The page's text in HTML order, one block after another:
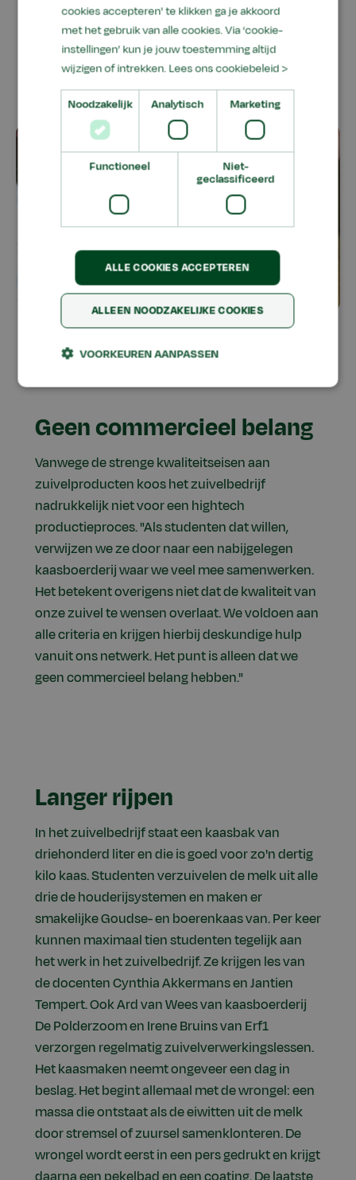
Praktijkleren uit.
Geen commercieel belang
Vanwege de strenge kwaliteitseisen aan
zuivelproducten koos het zuivelbedrijf
nadrukkelijk niet voor een hightech
productieproces. "Als studenten dat willen,
verwijzen we ze door naar een nabijgelegen
kaasboerderij waar we veel mee samenwerken.
Het betekent overigens niet dat de kwaliteit van
onze zuivel te wensen overlaat. We voldoen aan
alle criteria en krijgen hierbij deskundige hulp
vanuit ons netwerk. Het punt is alleen dat we
geen commercieel belang hebben."
Langer rijpen
In het zuivelbedrijf staat een kaasbak van
driehonderd liter en die is goed voor zo'n dertig
kilo kaas. Studenten verzuivelen de melk uit alle
drie de houderijsystemen en maken er
smakelijke Goudse- en boerenkaas van. Per keer
kunnen maximaal tien studenten tegelijk aan
het werk in het zuivelbedrijf. Ze krijgen les van
de docenten Cynthia Akkermans en Jantien
Tempert. Ook Ard van Wees van kaasboerderij
De Polderzoom en Irene Bruins van Erf1
verzorgen regelmatig zuivelverwerkingslessen.
Het kaasmaken neemt ongeveer een dag in
beslag. Het begint allemaal met de wrongel: een
massa die ontstaat als de eiwitten uit de melk
door stremsel of zuursel samenklonteren. De
wrongel wordt eerst in een pers gedrukt en krijgt
cookies accepteren' te klikken ga je akkoord
met het gebruik van alle cookies. Via ‘cookie-
instellingen’ kun je jouw toestemming altijd
wijzigen of intrekken. Lees ons cookiebeleid >
Noodzakelijk Analytisch Marketing
Functioneel
Niet-
geclassificeerd
ALLE COOKIES ACCEPTEREN
ALLEEN NOODZAKELIJKE COOKIES
VOORKEUREN AANPASSEN